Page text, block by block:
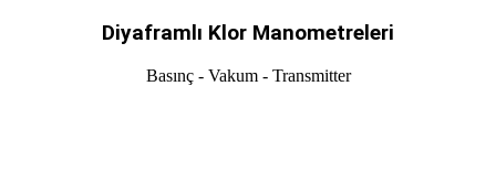
Diyaframlı Klor Manometreleri
Basınç - Vakum - Transmitter